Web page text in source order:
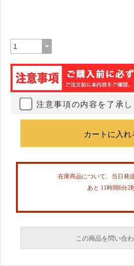
注意事項の内容を了承し
在庫商品について、当日発
あと 11時間6分1
この商品を問い合